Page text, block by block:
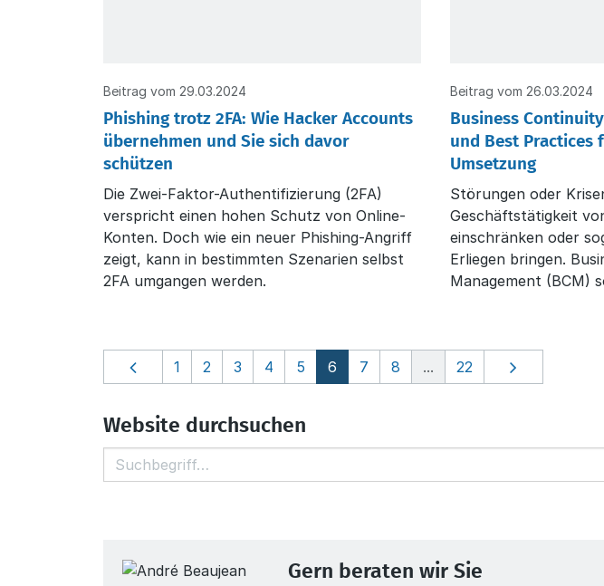
Beitrag vom 29.03.2024
Phishing trotz 2FA: Wie Hacker Accounts
übernehmen und Sie sich davor
schützen
Die Zwei-Faktor-Authentifizierung (2FA)
verspricht einen hohen Schutz von Online-
Konten. Doch wie ein neuer Phishing-Angriff
zeigt, kann in bestimmten Szenarien selbst
2FA umgangen werden.
Beitrag vom 26.03.2024
Business
und Best Practices
Umsetzung
Störungen oder
Geschäftstätigkeit
einschränken oder
Erliegen bringen.
Management (BCM)
weiterhin stattfindet –
auf die kritischen
das Überleben des
1 2 3 4 5 6 7 8 ... 22
Website durchsuchen
Gern beraten wir Sie